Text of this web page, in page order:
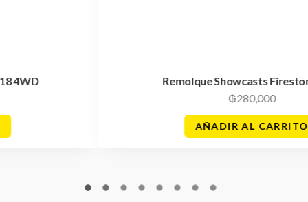
Remolque Showcasts Firestone 1/24
AÑADIR AL CARRITO